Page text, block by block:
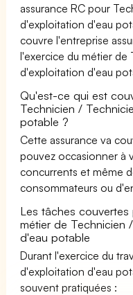
assurance RC pour
d'exploitation d'eau
couvre l'entreprise
l'exercice du métier de
d'exploitation d'eau
Qu'est-ce qui est
Technicien /
potable ?
Cette assurance va
pouvez occasionner à
concurrents et même
consommateurs ou
Les tâches couvertes
métier de Technicien
d'eau potable
Durant l'exercice du
d'exploitation d'eau
souvent pratiquées :